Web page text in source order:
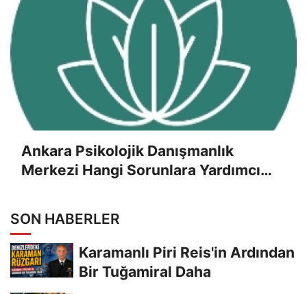
Ankara Psikolojik Danışmanlık
Merkezi Hangi Sorunlara Yardımcı
SON HABERLER
Karamanlı Piri Reis'in Ardından
Bir Tuğamiral Daha